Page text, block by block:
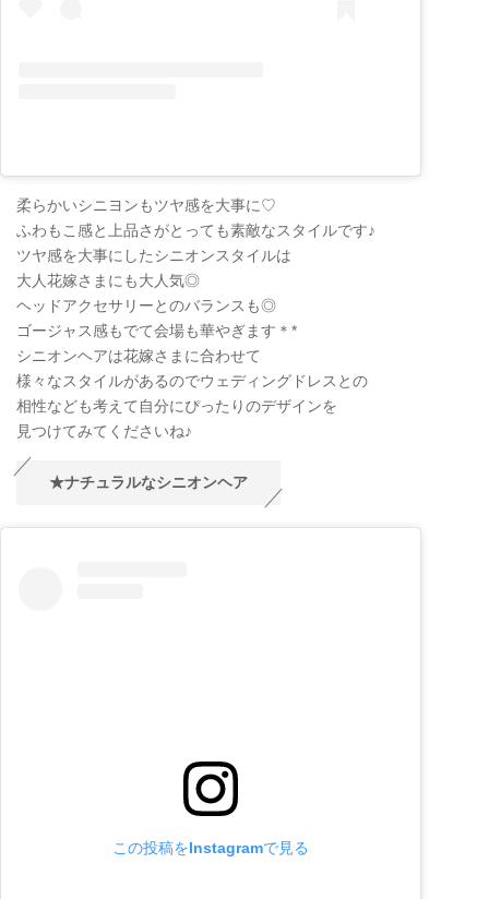
柔らかいシニヨンもツヤ感を大事に♡
ふわもこ感と上品さがとっても素敵なスタイルです♪
ツヤ感を大事にしたシニオンスタイルは
大人花嫁さまにも大人気◎
ヘッドアクセサリーとのバランスも◎
ゴージャス感もでて会場も華やぎます＊*
シニオンヘアは花嫁さまに合わせて
様々なスタイルがあるのでウェディングドレスとの
相性なども考えて自分にぴったりのデザインを
見つけてみてくださいね♪
★ナチュラルなシニオンヘア
この投稿をInstagramで見る